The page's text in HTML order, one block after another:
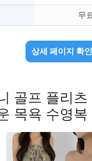
무
상세 페이지 확인
골프 플리
목욕 수영복